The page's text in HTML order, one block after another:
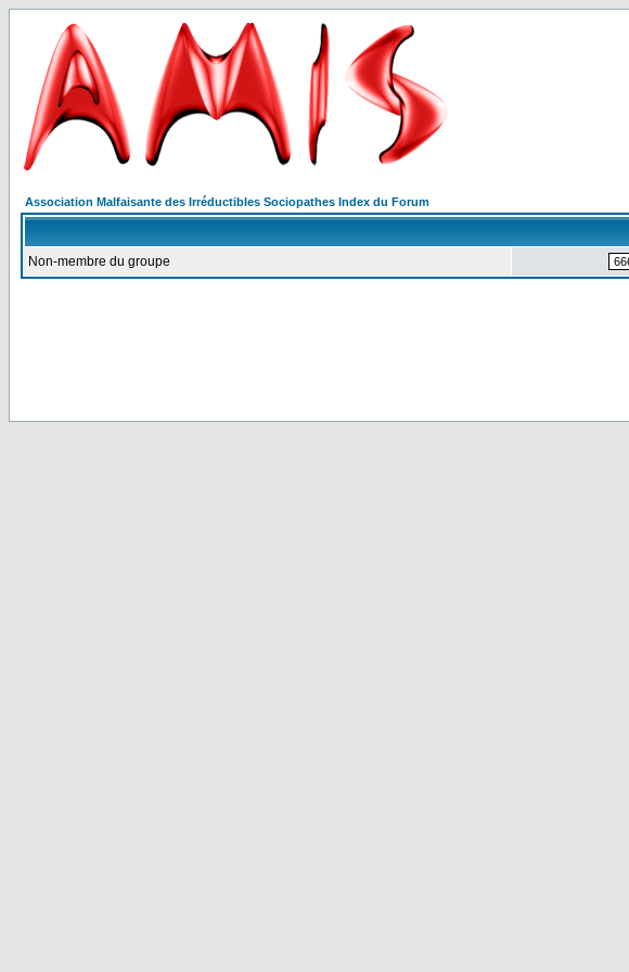
Association Malfaisante des Irréductibles Sociopathes Index du Forum
Non-membre du groupe